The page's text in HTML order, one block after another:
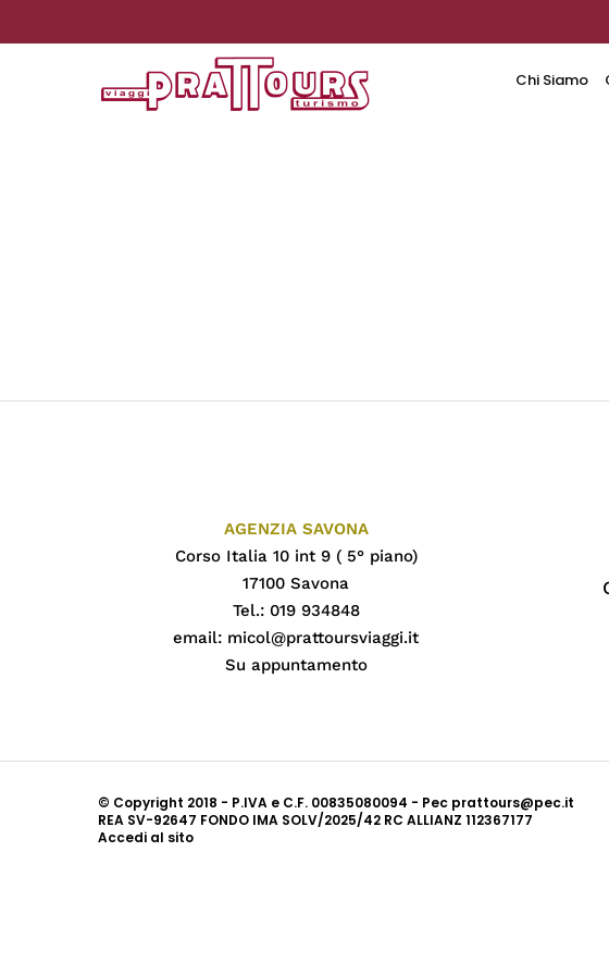
Chi Siamo
AGENZIA SAVONA
Corso Italia 10 int 9 ( 5° piano)
17100 Savona
Tel.: 019 934848
email: micol@prattoursviaggi.it
Su appuntamento
© Copyright 2018 - P.IVA e C.F. 00835080094 - Pec prattours@pec.it
REA SV-92647 FONDO IMA SOLV/2025/42 RC ALLIANZ 112367177
Accedi al sito